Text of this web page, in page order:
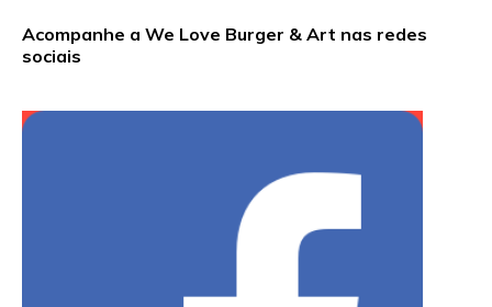
Acompanhe a We Love Burger & Art nas redes
sociais